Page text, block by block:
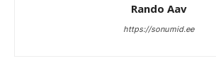
Rando Aav
https://sonumid.ee